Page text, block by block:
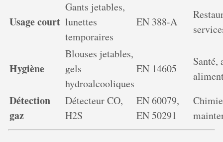
Usage court
Gants jetables,
lunettes
temporaires
EN 388-A
Hygiène
Blouses jetables,
gels
hydroalcooliques
EN 14605
Santé,
Détection
gaz
Détecteur CO,
H2S
EN 60079,
EN 50291